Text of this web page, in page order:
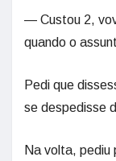
— Custou 2,
quando o
Pedi que
se despedisse
Na volta, pediu